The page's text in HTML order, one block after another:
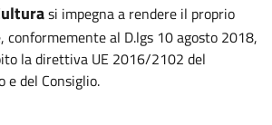
si impegna a rendere il proprio
conformemente al D.lgs 10 agosto 2018,
la direttiva UE 2016/2102 del
e del Consiglio.